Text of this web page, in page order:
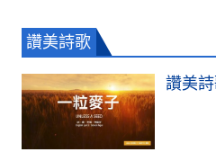
讚美詩歌
讚美詩